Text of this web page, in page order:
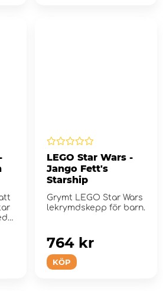
LEGO Star Wars -
Jango Fett's
Starship
Grymt LEGO Star Wars
lekrymdskepp för barn.
KÖP
764 kr